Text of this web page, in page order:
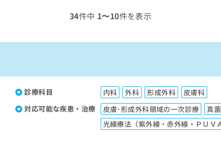
34件中 1〜10件を表示
診療科目 内科 外科 形成外科
皮膚科
対応可能な疾患・治療
皮膚･形成外科領域の一次診療
真
光線療法（紫外線・赤外線・ＰＵＶ